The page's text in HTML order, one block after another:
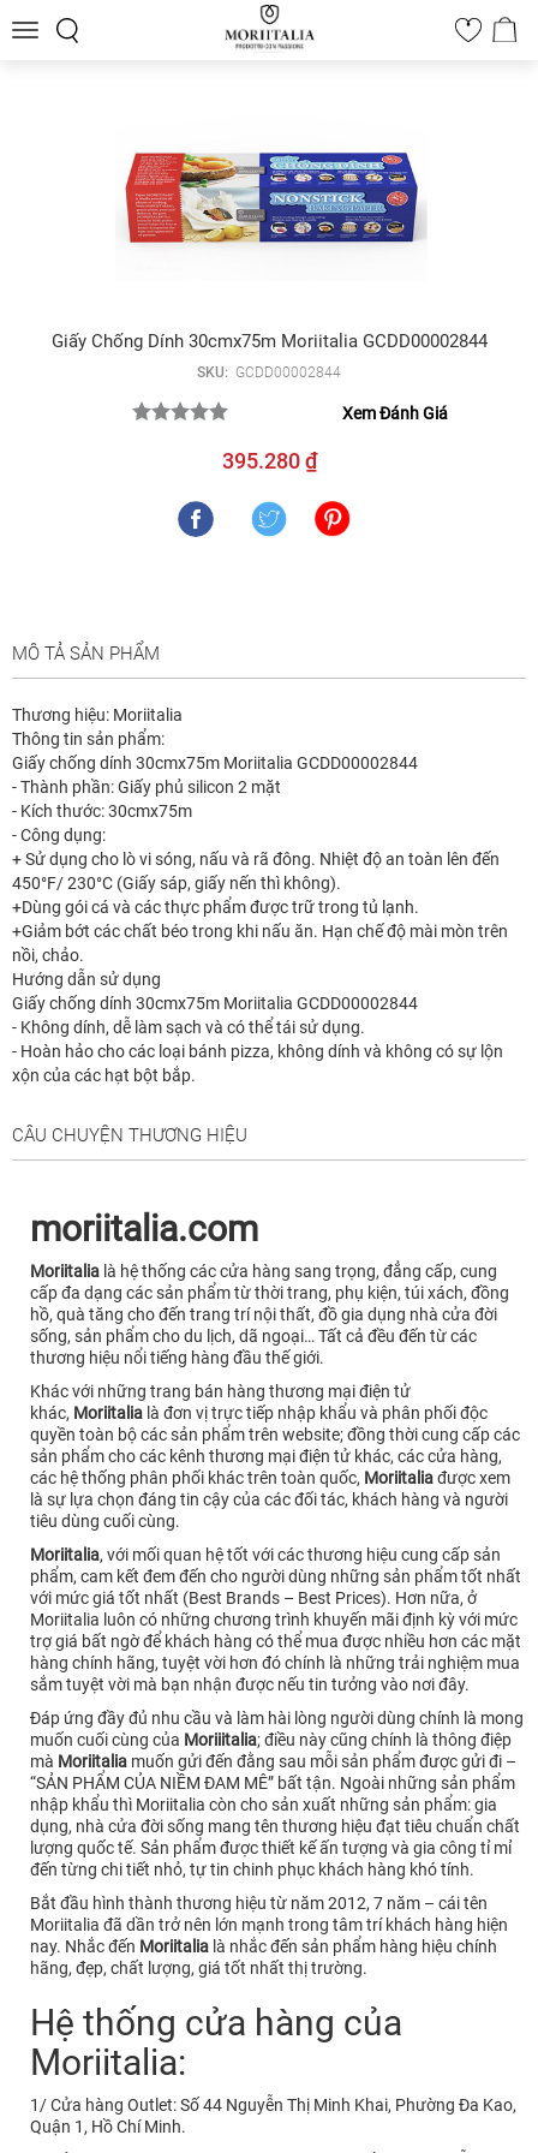
Toggle
0
Giấy Chống Dính 30cmx75m Moriitalia GCDD00002844
SKU: GCDD00002844
Xem Đánh Giá
395.280 ₫
MÔ TẢ SẢN PHẨM
Thương hiệu: Moriitalia
Thông tin sản phẩm:
Giấy chống dính 30cmx75m Moriitalia GCDD00002844
- Thành phần: Giấy phủ silicon 2 mặt
- Kích thước: 30cmx75m
- Công dụng:
+ Sử dụng cho lò vi sóng, nấu và rã đông. Nhiệt độ an toàn lên đến
450°F/ 230°C (Giấy sáp, giấy nến thì không).
+Dùng gói cá và các thực phẩm được trữ trong tủ lạnh.
+Giảm bớt các chất béo trong khi nấu ăn. Hạn chế độ mài mòn trên
nồi, chảo.
Hướng dẫn sử dụng
Giấy chống dính 30cmx75m Moriitalia GCDD00002844
- Không dính, dễ làm sạch và có thể tái sử dụng.
- Hoàn hảo cho các loại bánh pizza, không dính và không có sự lộn
xộn của các hạt bột bắp.
CÂU CHUYỆN THƯƠNG HIỆU
moriitalia.com
Moriitalia là hệ thống các cửa hàng sang trọng, đẳng cấp, cung
cấp đa dạng các sản phẩm từ thời trang, phụ kiện, túi xách, đồng
hồ, quà tăng cho đến trang trí nội thất, đồ gia dụng nhà cửa đời
sống, sản phẩm cho du lịch, dã ngoại… Tất cả đều đến từ các
thương hiệu nổi tiếng hàng đầu thế giới.
Khác với những trang bán hàng thương mại điện tử
khác, Moriitalia là đơn vị trực tiếp nhập khẩu và phân phối độc
quyền toàn bộ các sản phẩm trên website; đồng thời cung cấp các
sản phẩm cho các kênh thương mại điện tử khác, các cửa hàng,
các hệ thống phân phối khác trên toàn quốc, Moriitaliađược xem
là sự lựa chọn đáng tin cậy của các đối tác, khách hàng và người
tiêu dùng cuối cùng.
Moriitalia, với mối quan hệ tốt với các thương hiệu cung cấp sản
phẩm, cam kết đem đến cho người dùng những sản phẩm tốt nhất
với mức giá tốt nhất (Best Brands – Best Prices). Hơn nữa, ở
Moriitalia luôn có những chương trình khuyến mãi định kỳ với mức
trợ giá bất ngờ để khách hàng có thể mua được nhiều hơn các mặt
hàng chính hãng, tuyệt vời hơn đó chính là những trải nghiệm mua
sắm tuyệt vời mà bạn nhận được nếu tin tưởng vào nơi đây.
Đáp ứng đầy đủ nhu cầu và làm hài lòng người dùng chính là mong
muốn cuối cùng của Moriiitalia; điều này cũng chính là thông điệp
mà Moriitalia muốn gửi đến đằng sau mỗi sản phẩm được gửi đi –
“SẢN PHẨM CỦA NIỀM ĐAM MÊ” bất tận. Ngoài những sản phẩm
nhập khẩu thì Moriitalia còn cho sản xuất những sản phẩm: gia
dụng, nhà cửa đời sống mang tên thương hiệu đạt tiêu chuẩn chất
lượng quốc tế. Sản phẩm được thiết kế ấn tượng và gia công tỉ mỉ
đến từng chi tiết nhỏ, tự tin chinh phục khách hàng khó tính.
Bắt đầu hình thành thương hiệu từ năm 2012, 7 năm – cái tên
Moriitalia đã dần trở nên lớn mạnh trong tâm trí khách hàng hiện
nay. Nhắc đến Moriitalia là nhắc đến sản phẩm hàng hiệu chính
hãng, đẹp, chất lượng, giá tốt nhất thị trường.
Hệ thống cửa hàng của
Moriitalia:
1/ Cửa hàng Outlet: Số 44 Nguyễn Thị Minh Khai, Phường Đa Kao,
Quận 1, Hồ Chí Minh.